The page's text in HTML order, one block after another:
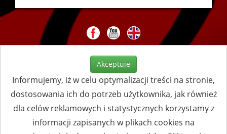
Akceptuje
Informujemy, iż w celu optymalizacji treści na stronie,
dostosowania ich do potrzeb użytkownika, jak również
dla celów reklamowych i statystycznych korzystamy z
informacji zapisanych w plikach cookies na